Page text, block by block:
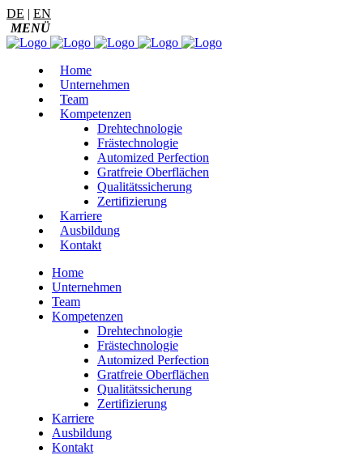
DE | EN
Home
Unternehmen
Team
Kompetenzen
Drehtechnologie
Frästechnologie
Automized Perfection
Gratfreie Oberflächen
Qualitätssicherung
Zertifizierung
Karriere
Ausbildung
Kontakt
Home
Unternehmen
Team
Kompetenzen
Drehtechnologie
Frästechnologie
Automized Perfection
Gratfreie Oberflächen
Qualitätssicherung
Zertifizierung
Karriere
Ausbildung
Kontakt